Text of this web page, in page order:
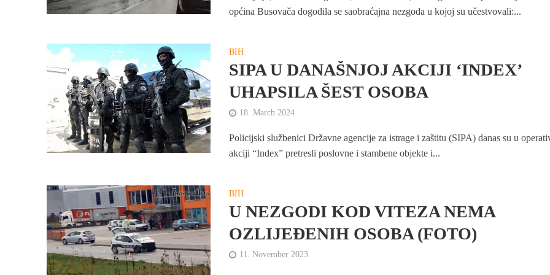
općina Busovača dogodila se saobraćajna nezgoda u kojoj su učestvovali:...
BIH
SIPA U DANAŠNJOJ AKCIJI ‘INDEX’
UHAPSILA ŠEST OSOBA
18. March 2024
Policijski službenici Državne agencije za istrage i zaštitu (SIPA) danas su u
akciji “Index” pretresli poslovne i stambene objekte i...
BIH
U NEZGODI KOD VITEZA NEMA
OZLIJEĐENIH OSOBA (FOTO)
11. November 2023